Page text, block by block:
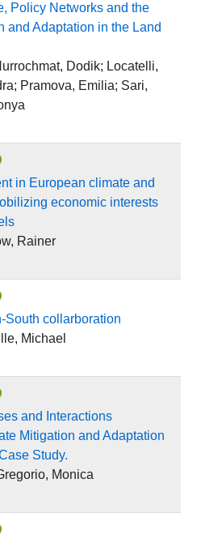
Policy Networks and the
and Adaptation in the Land
Dodik; Locatelli,
Pramova, Emilia; Sari,
in European climate and
economic interests
Rainer
South collarboration
Michael
and Interactions
Mitigation and Adaptation
Study.
Monica